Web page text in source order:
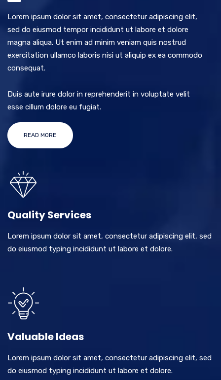
Lorem ipsum dolor sit amet, consectetur adipiscing elit,
sed do eiusmod tempor incididunt ut labore et dolore
magna aliqua. Ut enim ad minim veniam quis nostrud
exercitation ullamco laboris nisi ut aliquip ex ea commodo
consequat.
Duis aute irure dolor in reprehenderit in voluptate velit
esse cillum dolore eu fugiat.
READ MORE
Quality Services
Lorem ipsum dolor sit amet, consectetur adipiscing elit, sed
do eiusmod typing incididunt ut labore et dolore.
Valuable Ideas
Lorem ipsum dolor sit amet, consectetur adipiscing elit, sed
do eiusmod typing incididunt ut labore et dolore.